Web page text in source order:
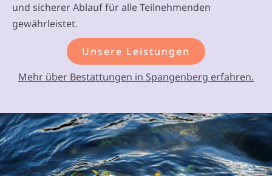
und sicherer Ablauf für alle Teilnehmenden
gewährleistet.
Unsere Leistungen
Mehr über Bestattungen in Spangenberg erfahren.